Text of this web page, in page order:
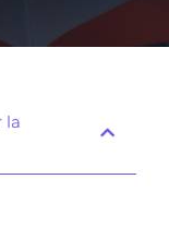
la